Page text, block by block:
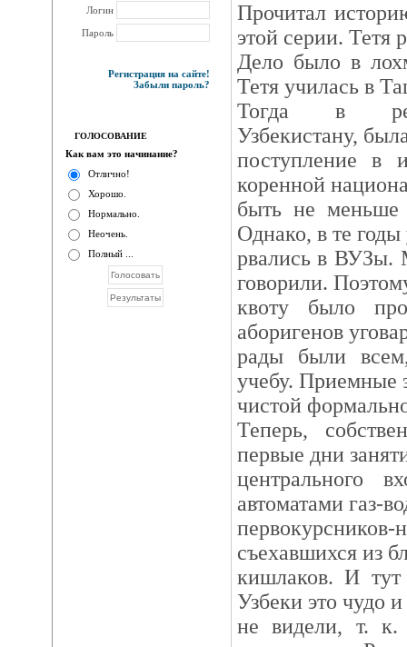
Логин
Пароль
Регистрация на сайте!
Забыли пароль?
ГОЛОСОВАНИЕ
Как вам это начинание?
Отлично!
Хорошо.
Нормально.
Неочень.
Полный ...
Прочитал
этой серии. Тетя
Дело было в
Тетя училась в
Тогда в
Узбекистану,
поступление в
коренной
быть не меньше
Однако, в те годы
рвались в ВУЗы.
говорили.
квоту было
аборигенов
рады были
учебу. Приемные
чистой
Теперь,
первые дни
центрального
автоматами газ-
съехавшихся из
кишлаков. И тут
Узбеки это чудо
не видели, т. к.